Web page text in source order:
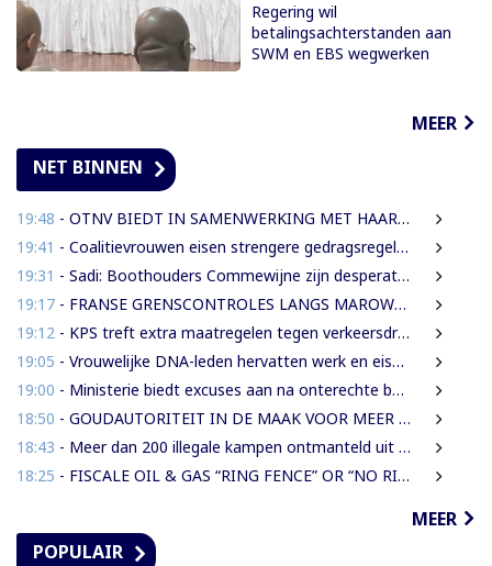
Regering wil
betalingsachterstanden aan
SWM en EBS wegwerken
MEER
NET BINNEN
19:48 - OTNV BIEDT IN SAMENWERKING MET HAAR INTERNATIONALE PARTNERS 200 GRATIS STUDIEBEURZEN AAN TECHNISCH TALENT
19:41 - Coalitievrouwen eisen strengere gedragsregels in DNA na uitspraak Van Samson
19:31 - Sadi: Boothouders Commewijne zijn desperate, wachten 6 jaren op tariefaanpassing
19:17 - FRANSE GRENSCONTROLES LANGS MAROWIJNERIVIER WEDEROM FORS AANGESCHERPT
19:12 - KPS treft extra maatregelen tegen verkeersdrukte binnenstad
19:05 - Vrouwelijke DNA-leden hervatten werk en eisen strengere gedragsregels na uitlating Van Samson
19:00 - Ministerie biedt excuses aan na onterechte beschuldigingen tegen IMEAO 2-directeur
18:50 - GOUDAUTORITEIT IN DE MAAK VOOR MEER ORDENING EN INKOMSTEN
18:43 - Meer dan 200 illegale kampen ontmanteld uit concessiegebied ZiJin
18:25 - FISCALE OIL & GAS “RING FENCE” OR “NO RING FENCE”? THAT IS THE QUESTION!
MEER
POPULAIR